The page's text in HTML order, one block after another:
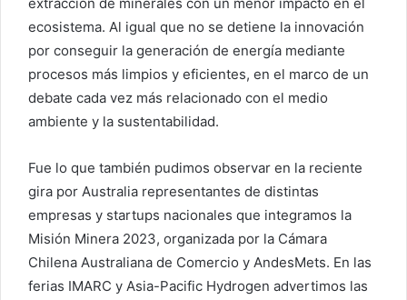
extracción de minerales con un menor impacto en el
ecosistema. Al igual que no se detiene la innovación
por conseguir la generación de energía mediante
procesos más limpios y eficientes, en el marco de un
debate cada vez más relacionado con el medio
ambiente y la sustentabilidad.
Fue lo que también pudimos observar en la reciente
gira por Australia representantes de distintas
empresas y startups nacionales que integramos la
Misión Minera 2023, organizada por la Cámara
Chilena Australiana de Comercio y AndesMets. En las
ferias IMARC y Asia-Pacific Hydrogen advertimos las